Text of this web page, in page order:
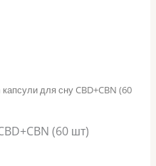
для сну CBD+CBN (60
(60 шт)